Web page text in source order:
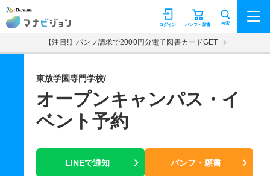
マナビジョン パンフ・願書
ログイン 検索
【注目!】パンフ請求で2000円分電子図書カードGET
東放学園専門学校/
オープンキャンパス・イ
ベント予約
LINEで通知 パンフ・願書